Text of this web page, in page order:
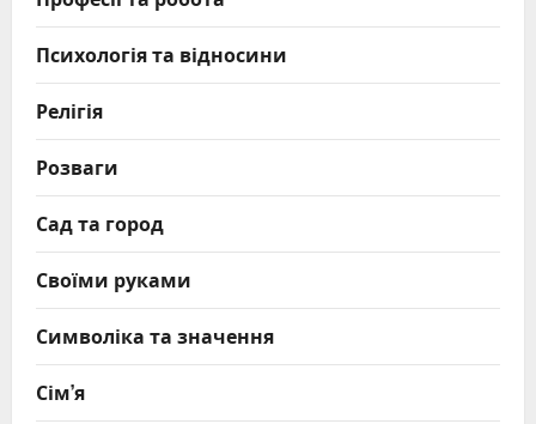
Психологія та відносини
Релігія
Розваги
Сад та город
Своїми руками
Символіка та значення
Сім’я